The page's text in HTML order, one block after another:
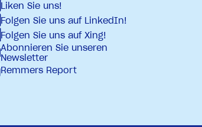
Liken Sie uns!
Folgen Sie uns auf LinkedIn!
Folgen Sie uns auf Xing!
Abonnieren Sie unseren
Newsletter
Remmers Report